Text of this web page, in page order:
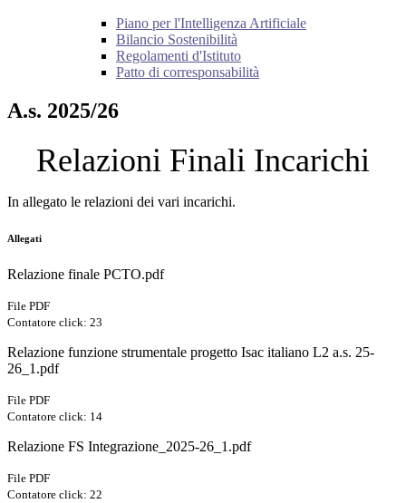
Piano per l'Intelligenza Artificiale
Bilancio Sostenibilità
Regolamenti d'Istituto
Patto di corresponsabilità
A.s. 2025/26
Relazioni Finali Incarichi
In allegato le relazioni dei vari incarichi.
Allegati
Relazione finale PCTO.pdf
File PDF
Contatore click: 23
Relazione funzione strumentale progetto Isac italiano L2 a.s. 25-
26_1.pdf
File PDF
Contatore click: 14
Relazione FS Integrazione_2025-26_1.pdf
File PDF
Contatore click: 22